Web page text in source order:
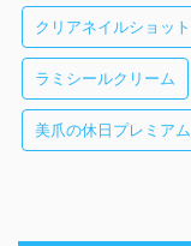
クリアネイルショット
ラミシールクリーム
美爪の休日プレミアム